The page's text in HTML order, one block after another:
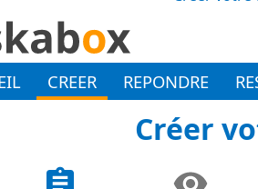
CREER REPONDRE
Créer